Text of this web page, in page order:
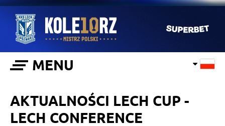
MENU
AKTUALNOŚCI LECH CUP -
LECH CONFERENCE